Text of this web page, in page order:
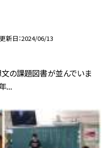
更新日 2024/06/13
の課題図書が並んでいま
...